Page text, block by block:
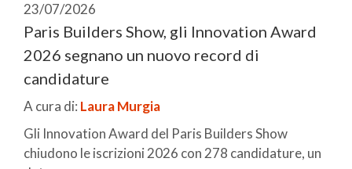
23/07/2026
Paris Builders Show, gli Innovation Award
2026 segnano un nuovo record di
candidature
A cura di: Laura Murgia
Gli Innovation Award del Paris Builders Show
chiudono le iscrizioni 2026 con 278 candidature, un